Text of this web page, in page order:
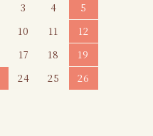
3 4
5
10 11
12
17 18
19
24 25
26